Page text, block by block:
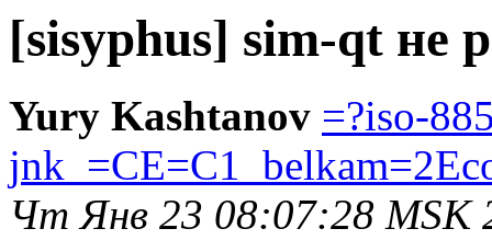
[sisyphus] sim-qt не
Yury Kashtanov =?iso-
Чт Янв 23 08:07:28 MSK